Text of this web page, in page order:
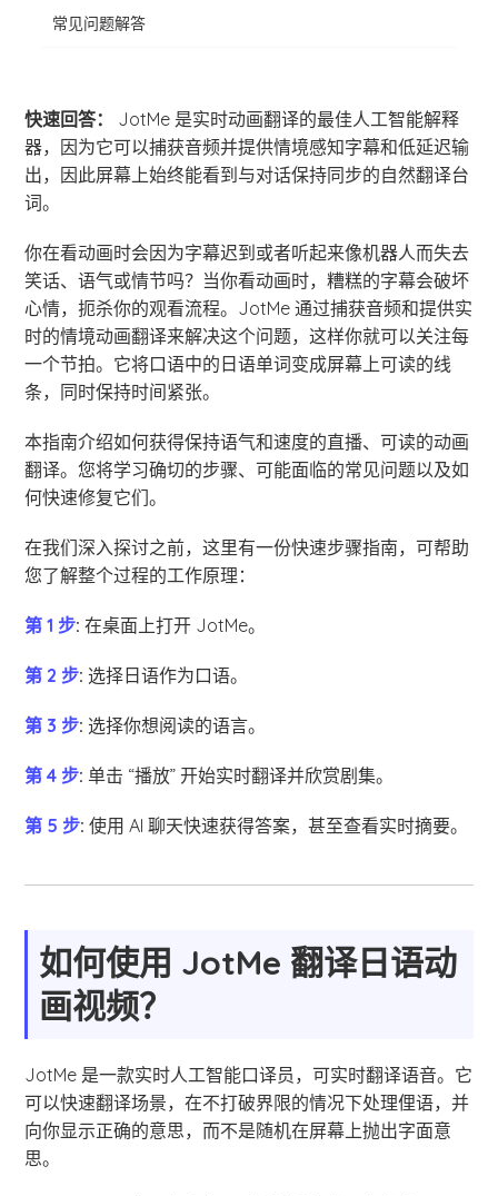
常见问题解答
快速回答：
JotMe 是实时动画翻译的最佳人工智能解释
器，因为它可以捕获音频并提供情境感知字幕和低延迟输
出，因此屏幕上始终能看到与对话保持同步的自然翻译台
词。
你在看动画时会因为字幕迟到或者听起来像机器人而失去
笑话、语气或情节吗？当你看动画时，糟糕的字幕会破坏
心情，扼杀你的观看流程。JotMe 通过捕获音频和提供实
时的情境动画翻译来解决这个问题，这样你就可以关注每
一个节拍。它将口语中的日语单词变成屏幕上可读的线
条，同时保持时间紧张。
本指南介绍如何获得保持语气和速度的直播、可读的动画
翻译。您将学习确切的步骤、可能面临的常见问题以及如
何快速修复它们。
在我们深入探讨之前，这里有一份快速步骤指南，可帮助
您了解整个过程的工作原理：
第 1 步: 在桌面上打开 JotMe。
第 2 步: 选择日语作为口语。
第 3 步: 选择你想阅读的语言。
第 4 步: 单击 “播放” 开始实时翻译并欣赏剧集。
第 5 步: 使用 AI 聊天快速获得答案，甚至查看实时摘要。
如何使用 JotMe 翻译日语动
画视频？
JotMe 是一款实时人工智能口译员，可实时翻译语音。它
可以快速翻译场景，在不打破界限的情况下处理俚语，并
向你显示正确的意思，而不是随机在屏幕上抛出字面意
思。